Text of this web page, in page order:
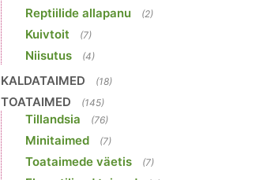
Reptiilide allapanu (2)
Kuivtoit (7)
Niisutus (4)
KALDATAIMED (18)
TOATAIMED (145)
Tillandsia (76)
Minitaimed (7)
Toataimede väetis (7)